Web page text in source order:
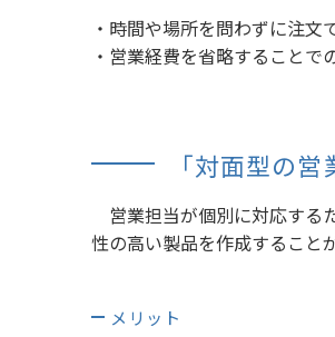
・時間や場所を問わずに注文
・営業経費を省略すること
「対面型の
営業担当が個別に対応する
性の高い製品を作成すること
メリット